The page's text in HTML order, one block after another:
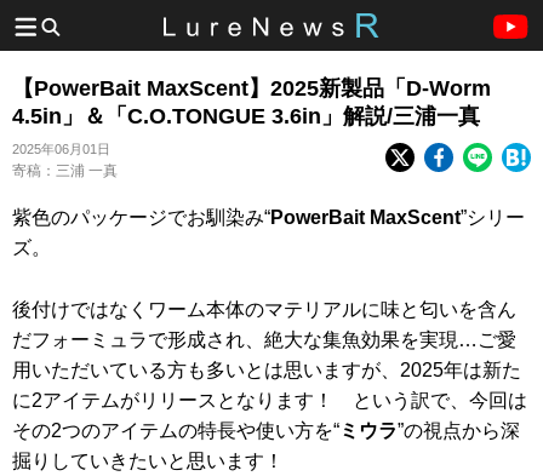
【PowerBait MaxScent】2025新製品「D-Worm
4.5in」＆「C.O.TONGUE 3.6in」解説/三浦一真
2025年06月01日
寄稿：三浦 一真
紫色のパッケージでお馴染み“PowerBait MaxScent”シリー
ズ。
後付けではなくワーム本体のマテリアルに味と匂いを含ん
だフォーミュラで形成され、絶大な集魚効果を実現…ご愛
用いただいている方も多いとは思いますが、2025年は新た
に2アイテムがリリースとなります！ という訳で、今回は
その2つのアイテムの特長や使い方を“ミウラ”の視点から深
掘りしていきたいと思います！